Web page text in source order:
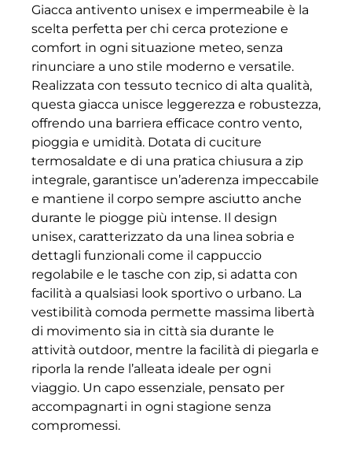
Giacca antivento unisex e impermeabile è la
scelta perfetta per chi cerca protezione e
comfort in ogni situazione meteo, senza
rinunciare a uno stile moderno e versatile.
Realizzata con tessuto tecnico di alta qualità,
questa giacca unisce leggerezza e robustezza,
offrendo una barriera efficace contro vento,
pioggia e umidità. Dotata di cuciture
termosaldate e di una pratica chiusura a zip
integrale, garantisce un’aderenza impeccabile
e mantiene il corpo sempre asciutto anche
durante le piogge più intense. Il design
unisex, caratterizzato da una linea sobria e
dettagli funzionali come il cappuccio
regolabile e le tasche con zip, si adatta con
facilità a qualsiasi look sportivo o urbano. La
vestibilità comoda permette massima libertà
di movimento sia in città sia durante le
attività outdoor, mentre la facilità di piegarla e
riporla la rende l’alleata ideale per ogni
viaggio. Un capo essenziale, pensato per
accompagnarti in ogni stagione senza
compromessi.